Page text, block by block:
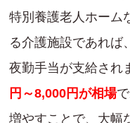
特別養護老人ホーム
る介護施設であれば
夜勤手当が支給され
円～8,000円が相場
増やすことで、大幅